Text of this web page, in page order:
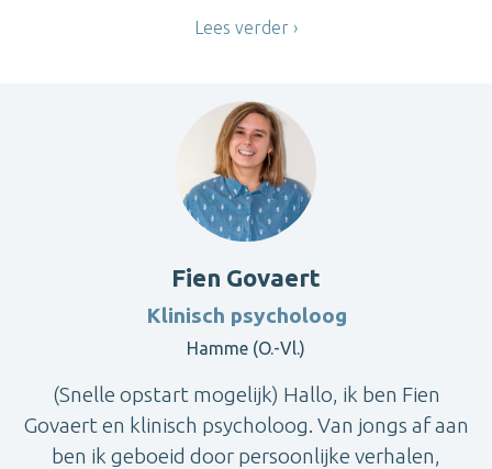
Lees verder
Fien Govaert
Klinisch psycholoog
Hamme (O.-Vl.)
(Snelle opstart mogelijk) Hallo, ik ben Fien
Govaert en klinisch psycholoog. Van jongs af aan
ben ik geboeid door persoonlijke verhalen,